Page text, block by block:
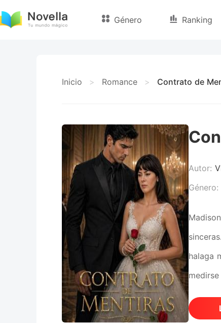
Género Ranking
Inicio > Romance > Contrato de
Autor:
Género:
halaga
amiga